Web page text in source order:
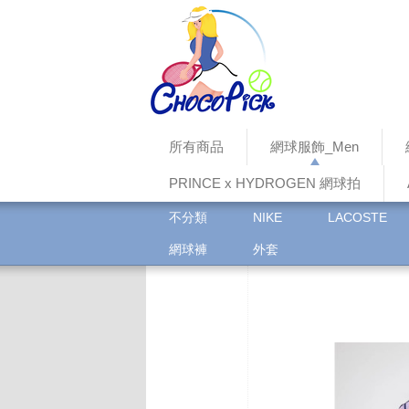
所有商品 網球服飾_Men
PRINCE x HYDROGEN 網球拍
不分類 NIKE LACOSTE
網球褲 外套